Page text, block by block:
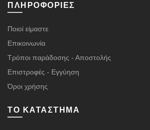
ΠΛΗΡΟΦΟΡΊΕΣ
Ποιοί είμαστε
Επικοινωνία
Τρόποι παράδοσης - Αποστολής
Επιστροφές - Εγγύηση
Όροι χρήσης
ΤΟ ΚΑΤΆΣΤΗΜΑ